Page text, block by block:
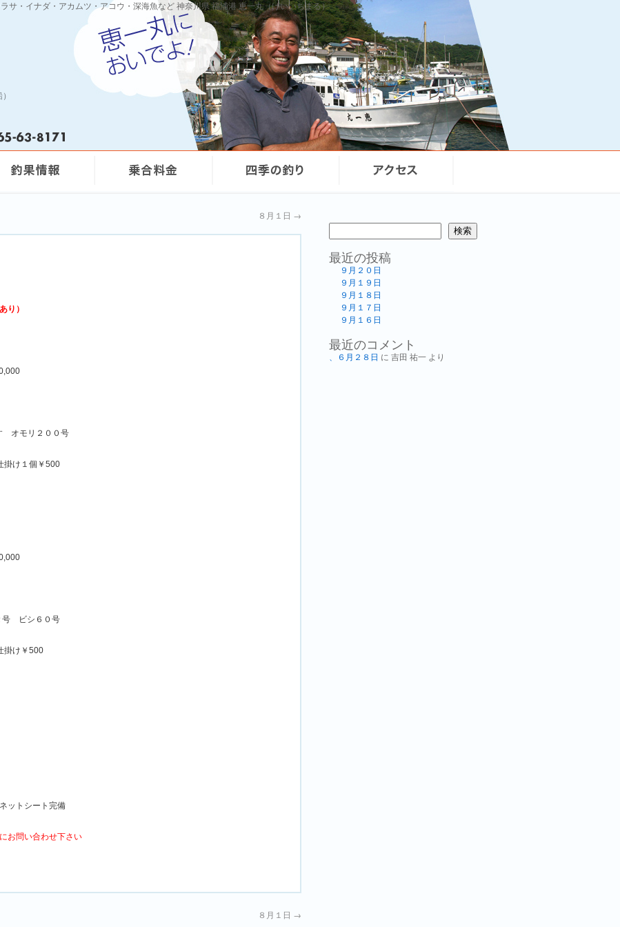
サ・イナダ・アカムツ・アコウ・深海魚など 神奈川県 福浦港 恵一丸（けいいちまる）
８月１日 →
り）
オモリ２００号
け１個￥500
号 ビシ６０号
掛け￥500
ットシート完備
お問い合わせ下さい
８月１日 →
検索
最近の投稿
９月２０日
９月１９日
９月１８日
９月１７日
９月１６日
最近のコメント
、６月２８日 に 吉田 祐一 より